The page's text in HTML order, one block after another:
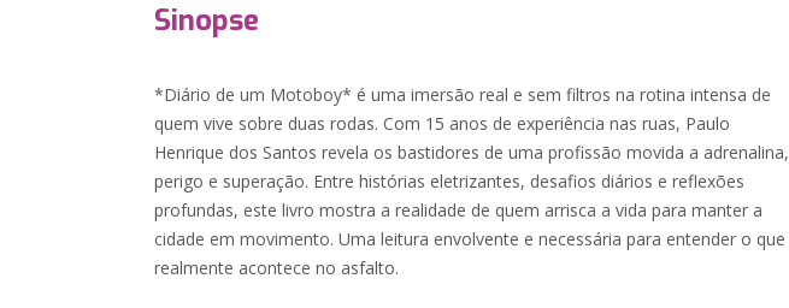
Sinopse
*Diário de um Motoboy* é uma imersão real e sem filtros na rotina intensa de
quem vive sobre duas rodas. Com 15 anos de experiência nas ruas, Paulo
Henrique dos Santos revela os bastidores de uma profissão movida a adrenalina,
perigo e superação. Entre histórias eletrizantes, desafios diários e reflexões
profundas, este livro mostra a realidade de quem arrisca a vida para manter a
cidade em movimento. Uma leitura envolvente e necessária para entender o que
realmente acontece no asfalto.